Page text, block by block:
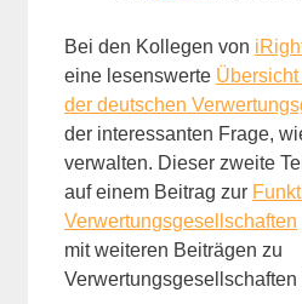
Bei den Kollegen von
eine lesenswerte
der deutschen
der interessanten Frage,
verwalten. Dieser zweite
auf einem Beitrag zur
Verwertungsgesellschaften
mit weiteren Beiträgen zu
Verwertungsgesellschaften